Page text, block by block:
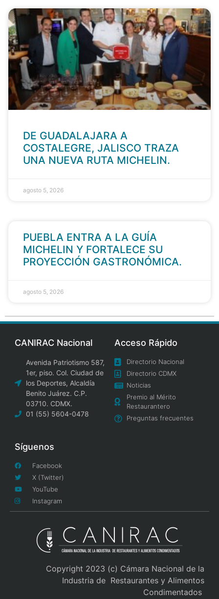
DE GUADALAJARA A
COSTALEGRE, JALISCO TRAZA
UNA NUEVA RUTA MICHELIN.
agosto 5, 2026
PUEBLA ENTRA A LA GUÍA
MICHELIN Y FORTALECE SU
PROYECCIÓN GASTRONÓMICA.
agosto 5, 2026
CANIRAC Nacional
Avenida Patriotismo 587,
1er, piso. Col. Ciudad de
los Deportes, Alcaldía
Benito Juárez. C.P.
03710. CDMX.
01 (55) 5604-0478
Acceso Rápido
Directorio Nacional
Directorio CDMX
Noticias
Premio al Mérito
Restaurantero
Preguntas frecuentes
Síguenos
Facebook
X (Twitter)
YouTube
Instagram
Copyright 2023 (c) Cámara Nacional de la
Industria de Restaurantes y Alimentos
Condimentados